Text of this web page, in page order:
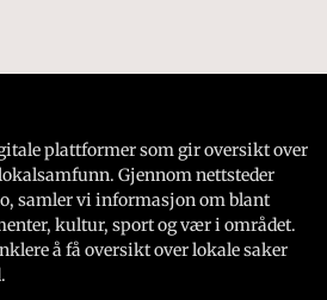
plattformer som gir oversikt over
Gjennom nettsteder
samler vi informasjon om blant
kultur, sport og vær i området.
å få oversikt over lokale saker